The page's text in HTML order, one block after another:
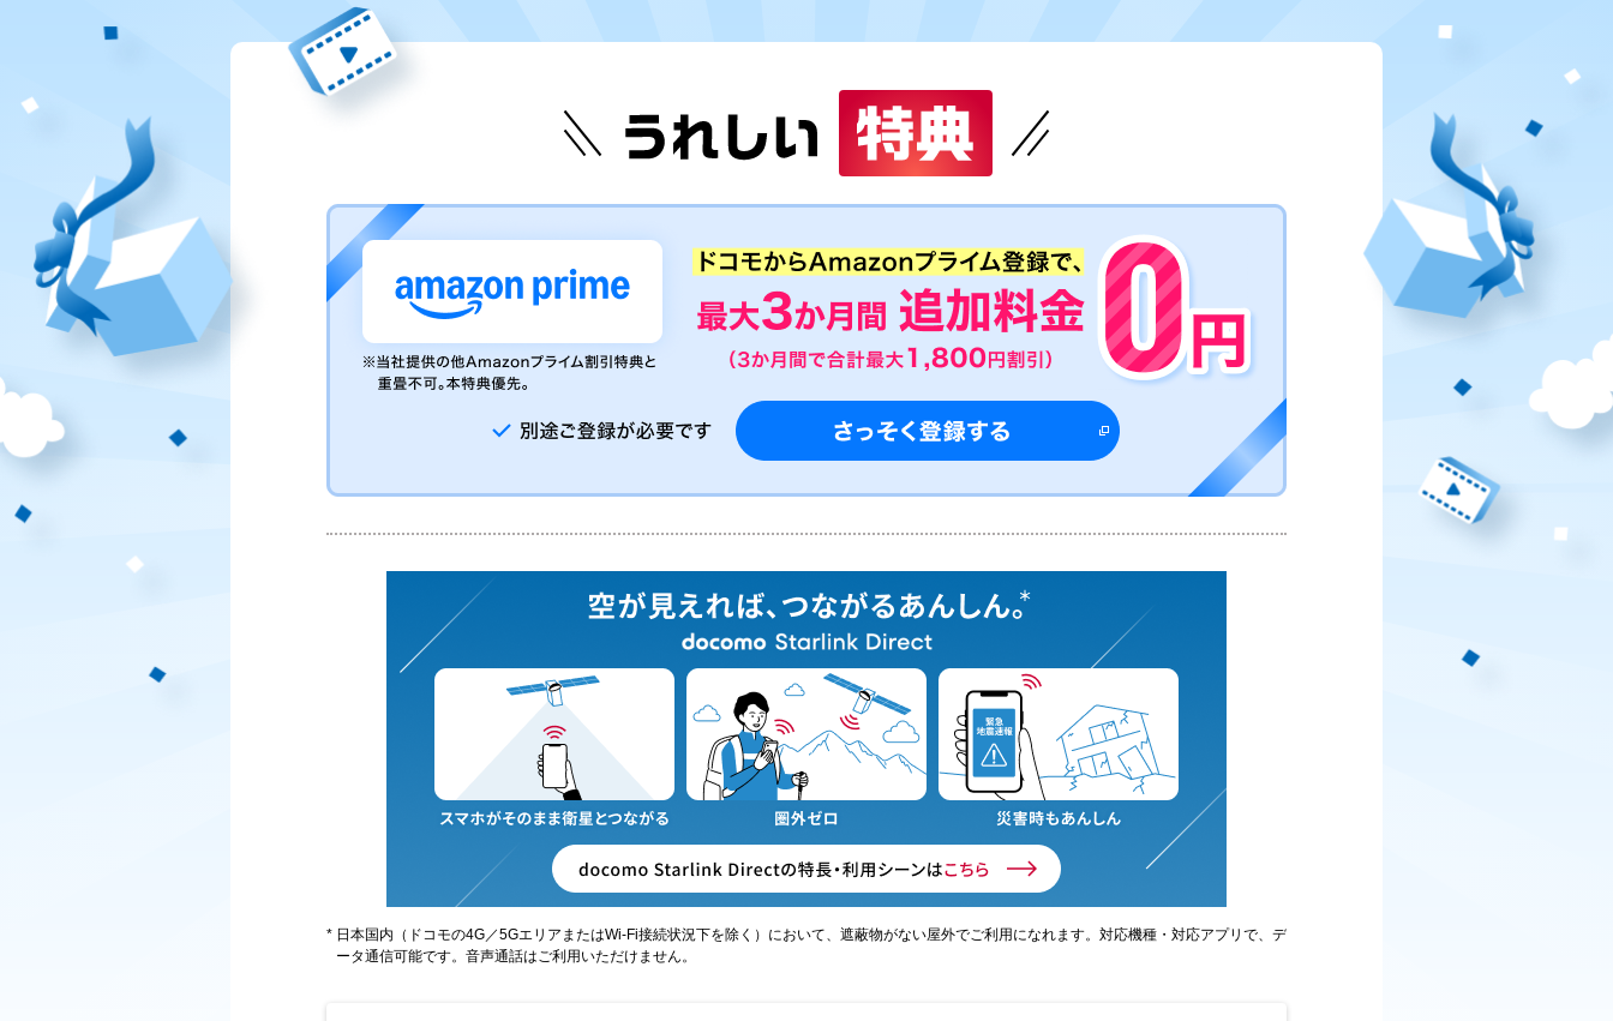
日本国内（ドコモの4G／5GエリアまたはWi-Fi接続状況下を除く）において、遮蔽物がない屋外でご利用になれます。対応機種・対応アプリで、デ
ータ通信可能です。音声通話はご利用いただけません。